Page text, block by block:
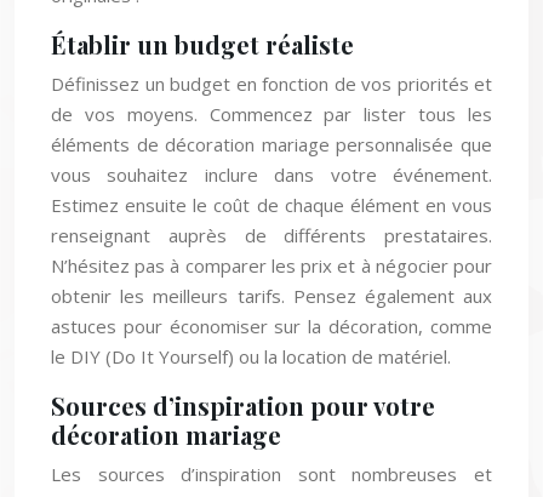
Établir un budget réaliste
Définissez un budget en fonction de vos priorités et
de vos moyens. Commencez par lister tous les
éléments de décoration mariage personnalisée que
vous souhaitez inclure dans votre événement.
Estimez ensuite le coût de chaque élément en vous
renseignant auprès de différents prestataires.
N’hésitez pas à comparer les prix et à négocier pour
obtenir les meilleurs tarifs. Pensez également aux
astuces pour économiser sur la décoration, comme
le DIY (Do It Yourself) ou la location de matériel.
Sources d’inspiration pour votre
décoration mariage
Les sources d’inspiration sont nombreuses et